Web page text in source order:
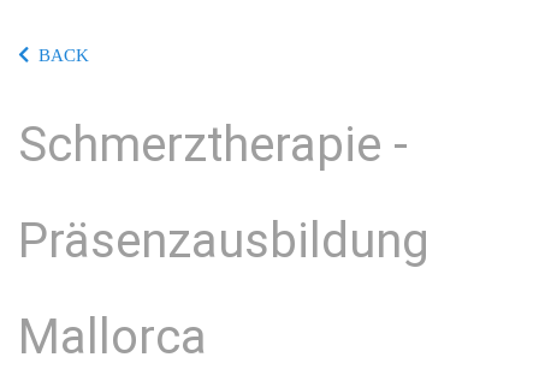
BACK
Schmerztherapie -
Präsenzausbildung
Mallorca